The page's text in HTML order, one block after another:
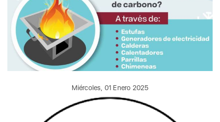
Miércoles, 01 Enero 2025